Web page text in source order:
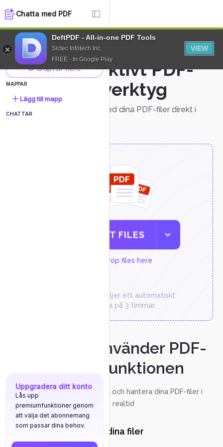
DeftPDF - All-in-one PDF Tools
Sictec Infotech Inc.
FREE - In Google Play
VIEW
Chatta med PDF
NYTT DOKUMENT
or drop PDF here
MAPPAR
Lägg till mapp
CHATTAR
Uppgradera ditt konto
Lås upp
premiumfunktioner genom
att välja det abonnemang
som passar dina behov.
Interaktivt PDF-
chattverktyg
Interagera enkelt med dina PDF-filer direkt i
SELECT FILES
or drop files here
Tillfälliga filer följer ett automatiskt
raderingsschema på 3 timmar.
Hur du använder PDF-
chattfunktionen
Diskutera, annotera och hantera dina PDF-filer i
realtid
Ladda upp dina filer